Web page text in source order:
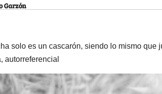
Garzón
solo es un cascarón, siendo lo mismo que
autorreferencial